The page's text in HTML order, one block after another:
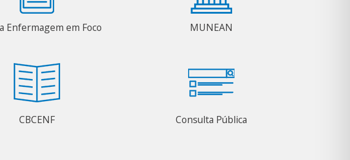
Enfermagem em Foco MUNEAN
CBCENF Consulta Pública